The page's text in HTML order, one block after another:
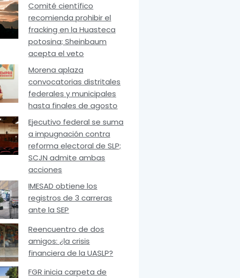
Comité científico
recomienda prohibir el
fracking en la Huasteca
potosina; Sheinbaum
acepta el veto
Morena aplaza
convocatorias distritales
federales y municipales
hasta finales de agosto
Ejecutivo federal se suma
a impugnación contra
reforma electoral de SLP;
SCJN admite ambas
acciones
IMESAD obtiene los
registros de 3 carreras
ante la SEP
Reencuentro de dos
amigos: ¿la crisis
financiera de la UASLP?
FGR inicia carpeta de